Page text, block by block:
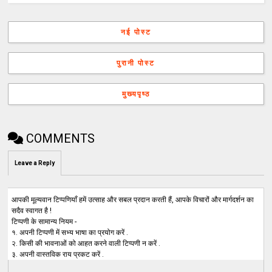
नई पोस्ट
पुरानी पोस्ट
मुख्यपृष्ठ
COMMENTS
Leave a Reply
आपकी मूल्यवान टिप्पणियाँ हमें उत्साह और सबल प्रदान करती हैं, आपके विचारों और मार्गदर्शन का
सदैव स्वागत है !
टिप्पणी के सामान्य नियम -
१. अपनी टिप्पणी में सभ्य भाषा का प्रयोग करें .
२. किसी की भावनाओं को आहत करने वाली टिप्पणी न करें .
३. अपनी वास्तविक राय प्रकट करें .